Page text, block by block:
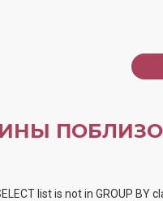
list is not in GROUP